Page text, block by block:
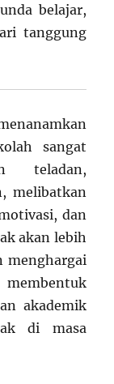
belajar,
tanggung
sangat
teladan,
melibatkan
dan
akan lebih
menghargai
akademik
di masa